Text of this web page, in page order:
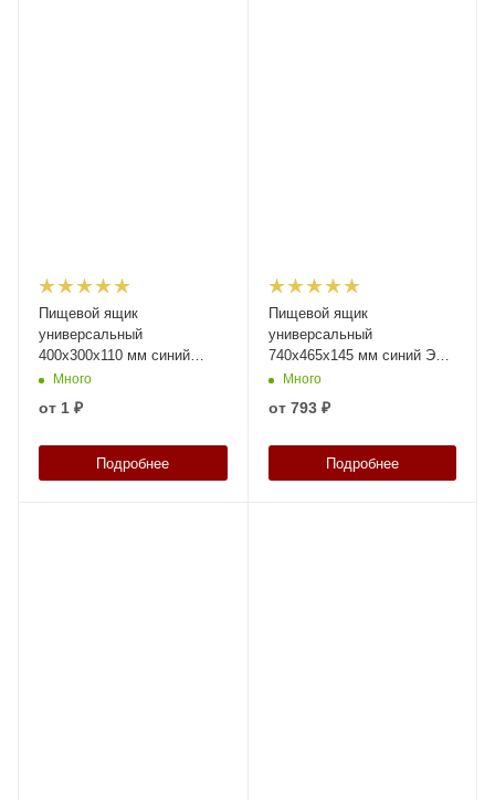
Пищевой ящик
универсальный
400х300х110 мм синий
индиго с
стенками и дном
Много
от 1 ₽
Подробнее
Пищевой ящик
универсальный
740х465х145 мм синий ЭКО
с перфорированными
Много
от 793 ₽
Подробнее